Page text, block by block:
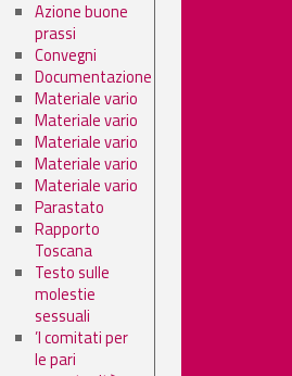
Azione buone
prassi
Convegni
Documentazione
Materiale vario
Materiale vario
Materiale vario
Materiale vario
Materiale vario
Parastato
Rapporto
Toscana
Testo sulle
molestie
sessuali
’I comitati per
le pari